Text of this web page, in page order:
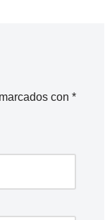
con *